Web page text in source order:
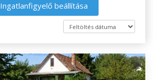
Ingatlanfigyelő beállítása